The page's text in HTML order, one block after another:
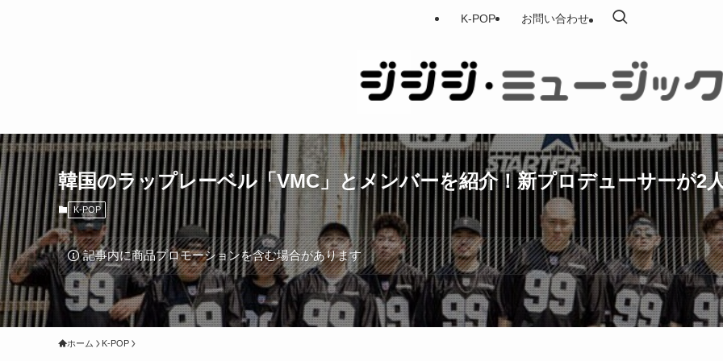
K-POP お問い合わせ
韓国のラップレーベル「VMC」とメンバーを紹介！新プロデューサーが2
K-POP
記事内に商品プロモーションを含む場合があります
ホーム K-POP